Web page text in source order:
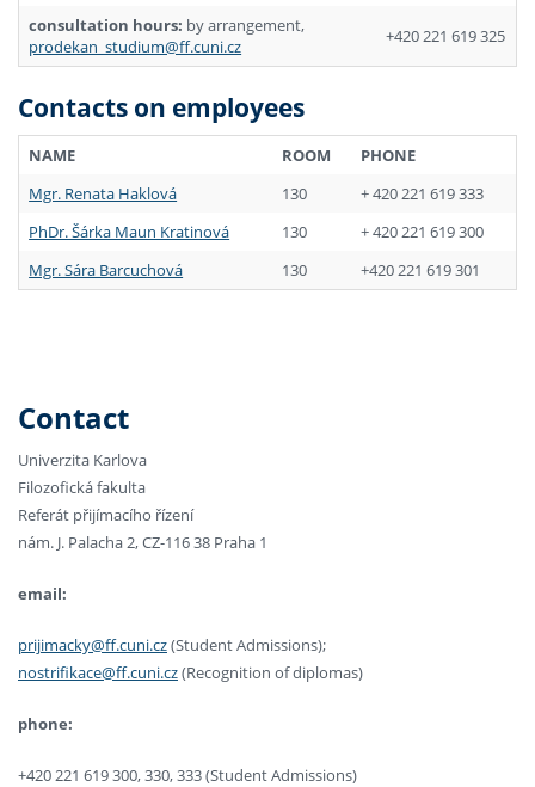
consultation hours: by arrangement,
prodekan_studium@ff.cuni.cz
+420 221 619 325
Contacts on employees
NAME ROOM
PHONE
Mgr. Renata Haklová
130
+ 420 221 619 333
PhDr. Šárka Maun Kratinová
130
+ 420 221 619 300
Mgr. Sára Barcuchová
130 +420 221 619 301
Contact
Univerzita Karlova
Filozofická fakulta
Referát přijímacího řízení
nám. J. Palacha 2, CZ-116 38 Praha 1
email:
prijimacky@ff.cuni.cz(Student Admissions);
nostrifikace@ff.cuni.cz(Recognition of diplomas)
phone:
+420 221 619 300, 330, 333 (Student Admissions)